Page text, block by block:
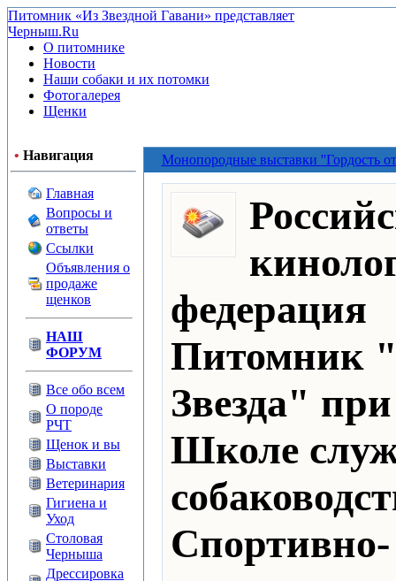
Питомник «Из Звездной Гавани» представляет
Черныш.Ru
О питомнике
Новости
Наши собаки и их потомки
Фотогалерея
Щенки
• Навигация
Главная
Вопросы и
ответы
Ссылки
Объявления о
продаже
щенков
НАШ
ФОРУМ
Все обо всем
О породе
РЧТ
Щенок и вы
Выставки
Ветеринария
Гигиена и
Уход
Столовая
Черныша
Дрессировка
Монопородные выставки ''Гордость
федерация
Питомник
Звезда"
Школе
Спортивно-